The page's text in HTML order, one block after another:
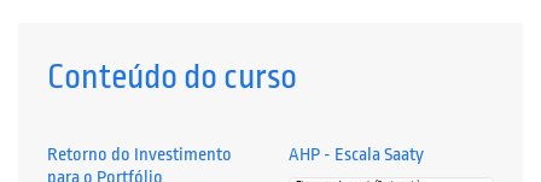
Conteúdo do curso
Retorno do Investimento
para o Portfólio
AHP - Escala Saaty